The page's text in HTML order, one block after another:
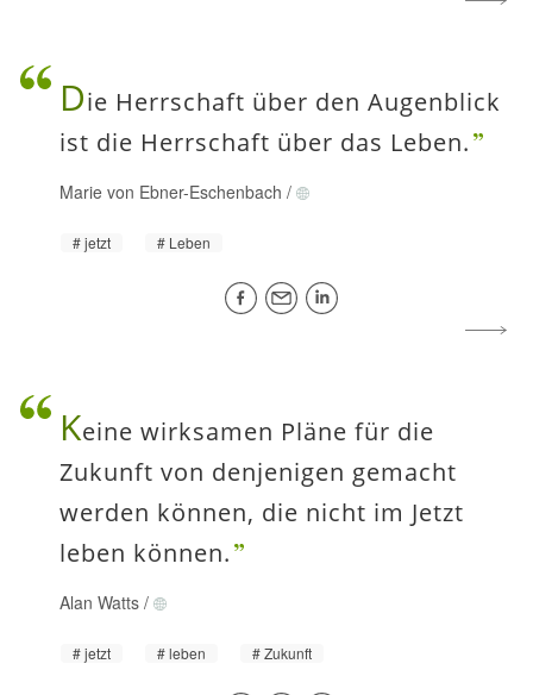
Die Herrschaft über den Augenblick
ist die Herrschaft über das Leben.
Marie von Ebner-Eschenbach /
jetzt Leben
Keine wirksamen Pläne für die
Zukunft von denjenigen gemacht
werden können, die nicht im Jetzt
leben können.
Alan Watts /
jetzt leben Zukunft